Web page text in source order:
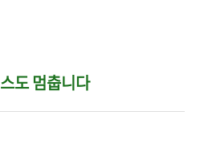
도 멈춥니다